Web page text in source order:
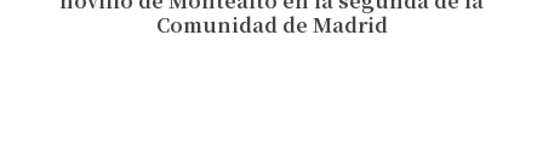
Comunidad de Madrid